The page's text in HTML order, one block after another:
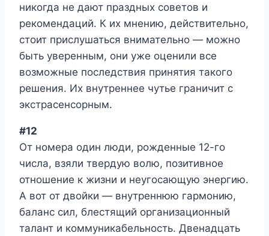
никогда не дают праздных советов и
рекомендаций. К их мнению, действительно,
стоит прислушаться внимательно — можно
быть уверенным, они уже оценили все
возможные последствия принятия такого
решения. Их внутреннее чутье граничит с
экстрасенсорным.
#12
От номера один люди, рожденные 12-го
числа, взяли твердую волю, позитивное
отношение к жизни и неугосающую энергию.
А вот от двойки — внутреннюю гармонию,
баланс сил, блестящий организационный
талант и коммуникабельность. Двенадцать